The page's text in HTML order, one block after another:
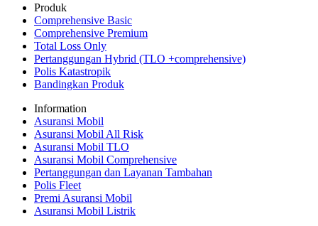
Produk
Comprehensive Basic
Comprehensive Premium
Total Loss Only
Pertanggungan Hybrid (TLO +comprehensive)
Polis Katastropik
Bandingkan Produk
Information
Asuransi Mobil
Asuransi Mobil All Risk
Asuransi Mobil TLO
Asuransi Mobil Comprehensive
Pertanggungan dan Layanan Tambahan
Polis Fleet
Premi Asuransi Mobil
Asuransi Mobil Listrik